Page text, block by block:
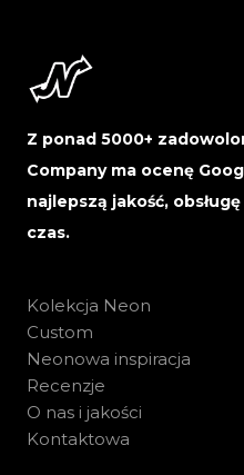
Z ponad 5000+
Company ma ocenę
najlepszą jakość,
czas.
Kolekcja Neon
Custom
Neonowa inspiracja
Recenzje
O nas i jakości
Kontaktowa